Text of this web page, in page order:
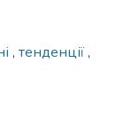
, тенденції,